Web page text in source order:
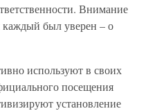
Внимание
был уверен – о
используют в своих
посещения
установление